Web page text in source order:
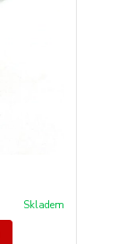
Skladem